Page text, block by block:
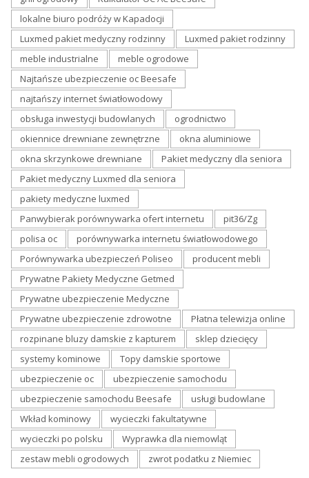
lokalne biuro podróży w Kapadocji
Luxmed pakiet medyczny rodzinny
Luxmed pakiet rodzinny
meble industrialne
meble ogrodowe
Najtańsze ubezpieczenie oc Beesafe
najtańszy internet światłowodowy
obsługa inwestycji budowlanych
ogrodnictwo
okiennice drewniane zewnętrzne
okna aluminiowe
okna skrzynkowe drewniane
Pakiet medyczny dla seniora
Pakiet medyczny Luxmed dla seniora
pakiety medyczne luxmed
Panwybierak porównywarka ofert internetu
pit36/Zg
polisa oc
porównywarka internetu światłowodowego
Porównywarka ubezpieczeń Poliseo
producent mebli
Prywatne Pakiety Medyczne Getmed
Prywatne ubezpieczenie Medyczne
Prywatne ubezpieczenie zdrowotne
Płatna telewizja online
rozpinane bluzy damskie z kapturem
sklep dziecięcy
systemy kominowe
Topy damskie sportowe
ubezpieczenie oc
ubezpieczenie samochodu
ubezpieczenie samochodu Beesafe
usługi budowlane
Wkład kominowy
wycieczki fakultatywne
wycieczki po polsku
Wyprawka dla niemowląt
zestaw mebli ogrodowych
zwrot podatku z Niemiec